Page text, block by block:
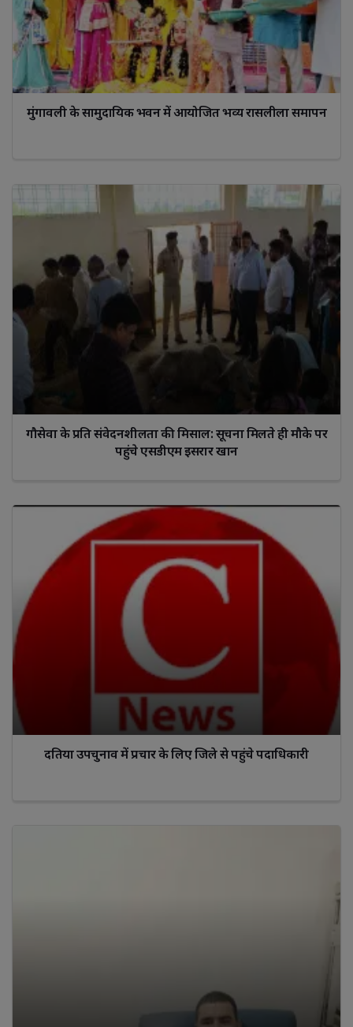
मुंगावली के सामुदायिक भवन में आयोजित भव्य रासलीला समापन
गौसेवा के प्रति संवेदनशीलता की मिसाल: सूचना मिलते ही मौके पर
पहुंचे एसडीएम इसरार खान
दतिया उपचुनाव में प्रचार के लिए जिले से पहुंचे पदाधिकारी